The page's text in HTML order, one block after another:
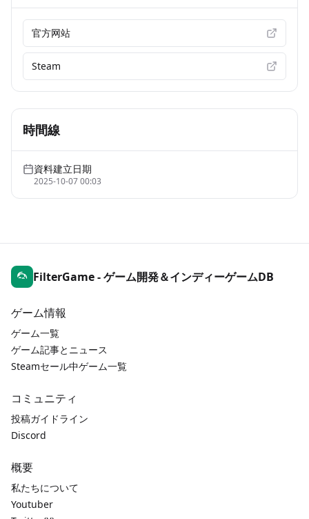
官方网站
Steam
時間線
資料建立日期
2025-10-07 00:03
FilterGame - ゲーム開発＆インディーゲームDB
ゲーム情報
ゲーム一覧
ゲーム記事とニュース
Steamセール中ゲーム一覧
コミュニティ
投稿ガイドライン
Discord
概要
私たちについて
Youtuber